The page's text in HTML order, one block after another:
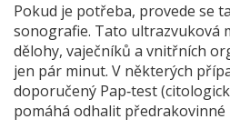
Pokud je potřeba, provede se
sonografie. Tato ultrazvuková
dělohy, vaječníků a vnitřních
jen pár minut. V některých
doporučený Pap‑test
pomáhá odhalit předrakovinné